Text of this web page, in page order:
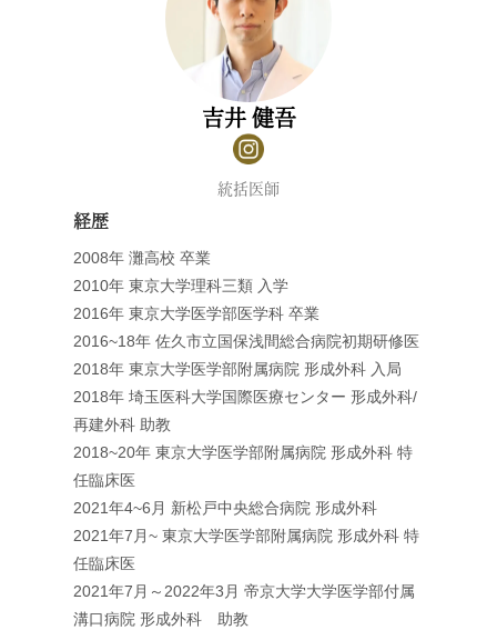
吉井 健吾
統括医師
経歴
2008年 灘高校 卒業
2010年 東京大学理科三類 入学
2016年 東京大学医学部医学科 卒業
2016~18年 佐久市立国保浅間総合病院初期研修医
2018年 東京大学医学部附属病院 形成外科 入局
2018年 埼玉医科大学国際医療センター 形成外科/
再建外科 助教
2018~20年 東京大学医学部附属病院 形成外科 特
任臨床医
2021年4~6月 新松戸中央総合病院 形成外科
2021年7月~ 東京大学医学部附属病院 形成外科 特
任臨床医
2021年7月～2022年3月 帝京大学大学医学部付属
溝口病院 形成外科 助教